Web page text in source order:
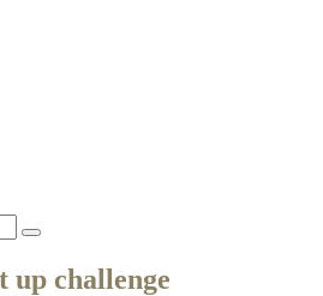
up challenge